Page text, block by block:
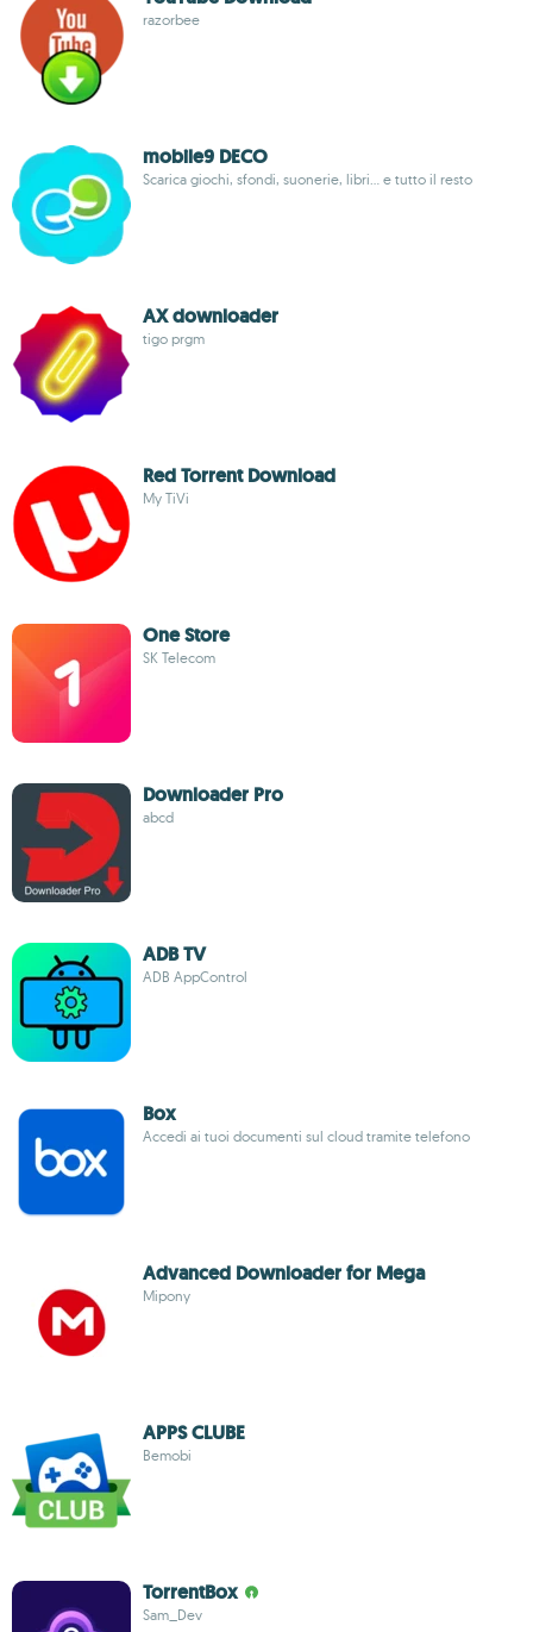
razorbee
mobile9 DECO
Scarica giochi, sfondi, suonerie, libri... e tutto il resto
AX downloader
tigo prgm
Red Torrent Download
My TiVi
One Store
SK Telecom
Downloader Pro
abcd
ADB TV
ADB AppControl
Box
Accedi ai tuoi documenti sul cloud tramite telefono
Advanced Downloader for Mega
Mipony
APPS CLUBE
Bemobi
TorrentBox
Sam_Dev